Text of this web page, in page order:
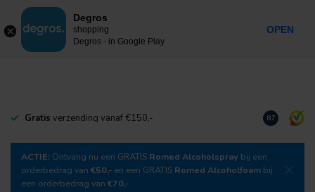
MENU
Gratis verzending vanaf €150,- Download
8.7
ACTIE: Ontvang nu een GRATIS Romed Alcoholspray bij een
orderbedrag van €50,- en een GRATIS Romed Alcoholfoam bij
een orderbedrag van €70,-
Degros
shopping
Degros - in Google Play
OPEN